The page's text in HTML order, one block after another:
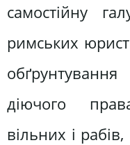
самостійну
римських
діючого
вільних і